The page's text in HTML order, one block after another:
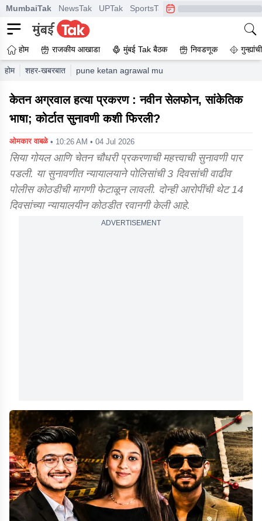
MumbaiTak NewsTak UPTak SportsTak CrimeTak
होम राजकीय आखाडा मुंबई Tak बैठक निवडणूक
होम शहर-खबरबात pune ketan agrawal murder case new cellphone
केतन अग्रवाल हत्या प्रकरण : नवीन सेलफोन, सांकेतिक
भाषा; कोर्टात सुनावणी कशी फिरली?
ओमकार वाबळे • 10:26 AM • 04 Jul 2026
सिया गोयल आणि चेतन चौधरी प्रकरणाची महत्त्वाची सुनावणी पार
पडली. या सुनावणीत न्यायालयाने पोलिसांची 3 दिवसांची वाढीव
पोलीस कोठडीची मागणी फेटाळून लावली. दोन्ही आरोपींची थेट 14
दिवसांच्या न्यायालयीन कोठडीत रवानगी केली आहे.
ADVERTISEMENT